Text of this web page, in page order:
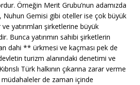
Örneğin Merit Grubu’nun adamızda
Nuhun Gemisi gibi oteller ise çok büyük
yatırımları şirketlerine büyük
Bunca yatırımın sahibi şirketlerin
dahi ** ürkmesi ve kaçması pek de
turizm alanındaki denetimi ve
Türk halkının çıkarına zarar verme
de zaman içinde